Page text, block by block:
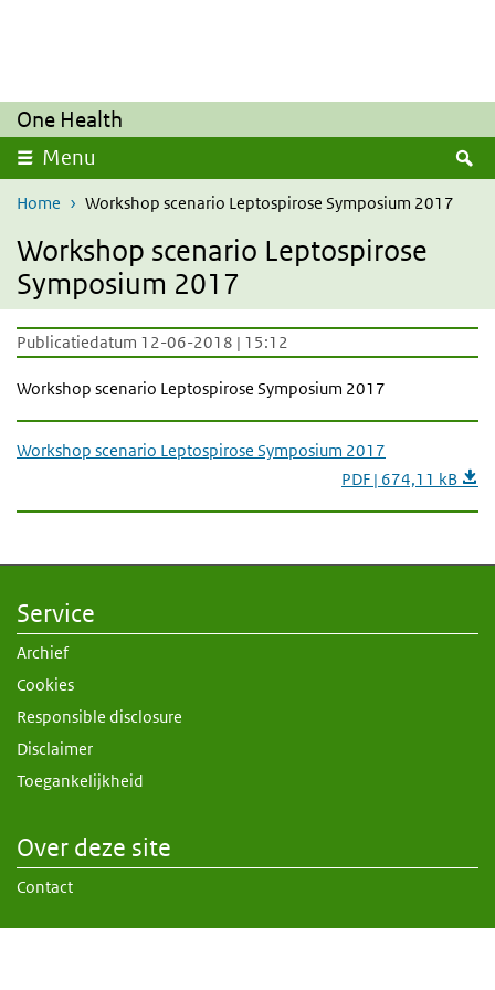
One Health
Menu
Home Workshop scenario Leptospirose Symposium 2017
Workshop scenario Leptospirose
Symposium 2017
Publicatiedatum 12-06-2018 | 15:12
Workshop scenario Leptospirose Symposium 2017
Workshop scenario Leptospirose Symposium 2017
PDF | 674,11 kB
Service
Archief
Cookies
Responsible disclosure
Disclaimer
Toegankelijkheid
Over deze site
Contact